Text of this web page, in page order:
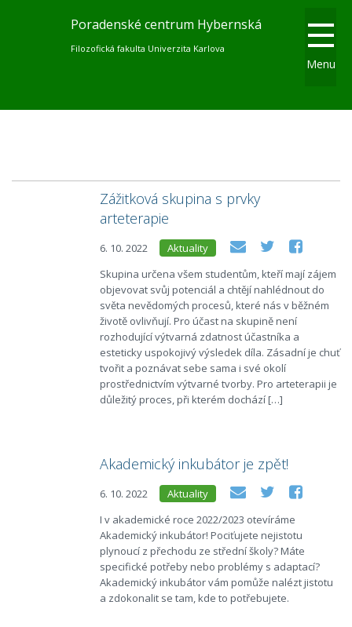
Poradenské centrum Hybernská
Filozofická fakulta Univerzita Karlova
Zážitková skupina s prvky
arteterapie
6. 10. 2022
Aktuality
Skupina určena všem studentům, kteří mají zájem
objevovat svůj potenciál a chtějí nahlédnout do
světa nevědomých procesů, které nás v běžném
životě ovlivňují. Pro účast na skupině není
rozhodující výtvarná zdatnost účastníka a
esteticky uspokojivý výsledek díla. Zásadní je chuť
tvořit a poznávat sebe sama i své okolí
prostřednictvím výtvarné tvorby. Pro arteterapii je
důležitý proces, při kterém dochází […]
Akademický inkubátor je zpět!
6. 10. 2022
Aktuality
I v akademické roce 2022/2023 otevíráme
Akademický inkubátor! Pociťujete nejistotu
plynoucí z přechodu ze střední školy? Máte
specifické potřeby nebo problémy s adaptací?
Akademický inkubátor vám pomůže nalézt jistotu
a zdokonalit se tam, kde to potřebujete.
Menu